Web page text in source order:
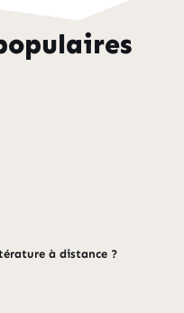
à distance ?